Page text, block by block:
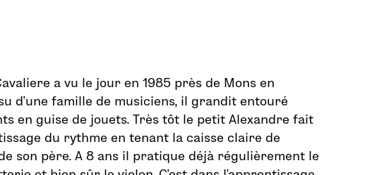
a vu le jour en 1985 près de Mons en
d’une famille de musiciens, il grandit entouré
en guise de jouets. Très tôt le petit Alexandre fait
du rythme en tenant la caisse claire de
son père. A 8 ans il pratique déjà régulièrement le